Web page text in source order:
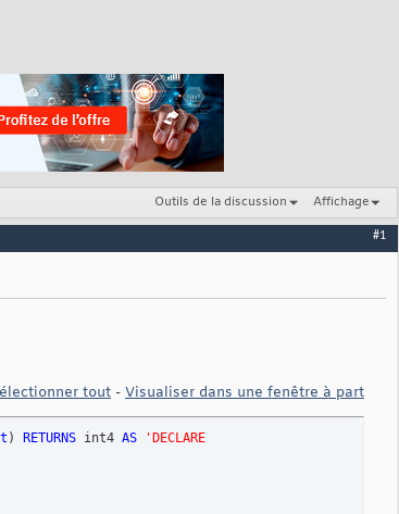
Outils de la discussion Affichage
#1
tout - Visualiser dans une fenêtre à part
) RETURNS int4 AS
'DECLARE